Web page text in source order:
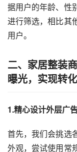
据用户的年龄、性
进行筛选，相比其
用户。
二、家居整装
曝光，实现转化
1.精心设计外层广
首先，我们会挑选
外观，尝试使用常